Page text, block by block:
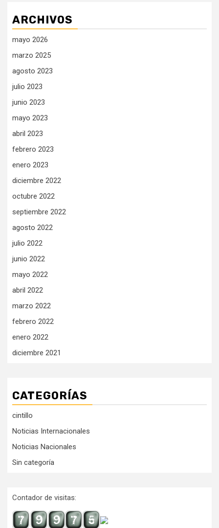
ARCHIVOS
mayo 2026
marzo 2025
agosto 2023
julio 2023
junio 2023
mayo 2023
abril 2023
febrero 2023
enero 2023
diciembre 2022
octubre 2022
septiembre 2022
agosto 2022
julio 2022
junio 2022
mayo 2022
abril 2022
marzo 2022
febrero 2022
enero 2022
diciembre 2021
CATEGORÍAS
cintillo
Noticias Internacionales
Noticias Nacionales
Sin categoría
Contador de visitas: